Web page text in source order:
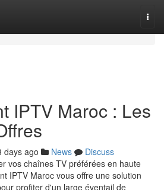
IPTV Maroc : Les
days ago News
Discuss
vos chaînes TV préférées en haute
IPTV Maroc vous offre une solution
profiter d'un large éventail de